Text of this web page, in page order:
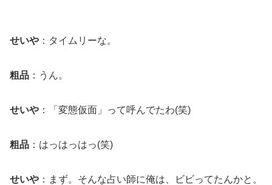
せいや ：タイムリーな。
粗品 ：うん。
せいや ：「変態仮面」って呼んでたわ(笑)
粗品 ：はっはっはっ(笑)
せいや ：まず。そんな占い師に俺は、ビビってたんかと。